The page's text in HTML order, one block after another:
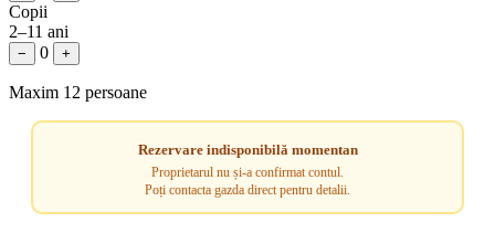
Copii
2–11 ani
− 0 +
Maxim 12 persoane
Rezervare indisponibilă momentan
Proprietarul nu și-a confirmat contul.
Poți contacta gazda direct pentru detalii.